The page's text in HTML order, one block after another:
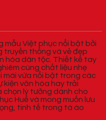
mẫu Việt phục nổi bật bởi
truyền thống và vẻ đẹp
hóa dân tộc. Thiết kế tay
cùng chất liệu nhẹ
mái vừa nổi bật trong các
kiện văn hóa hay trải
chọn lý tưởng dành cho
Huế và mong muốn lưu
tinh tế trong tà áo